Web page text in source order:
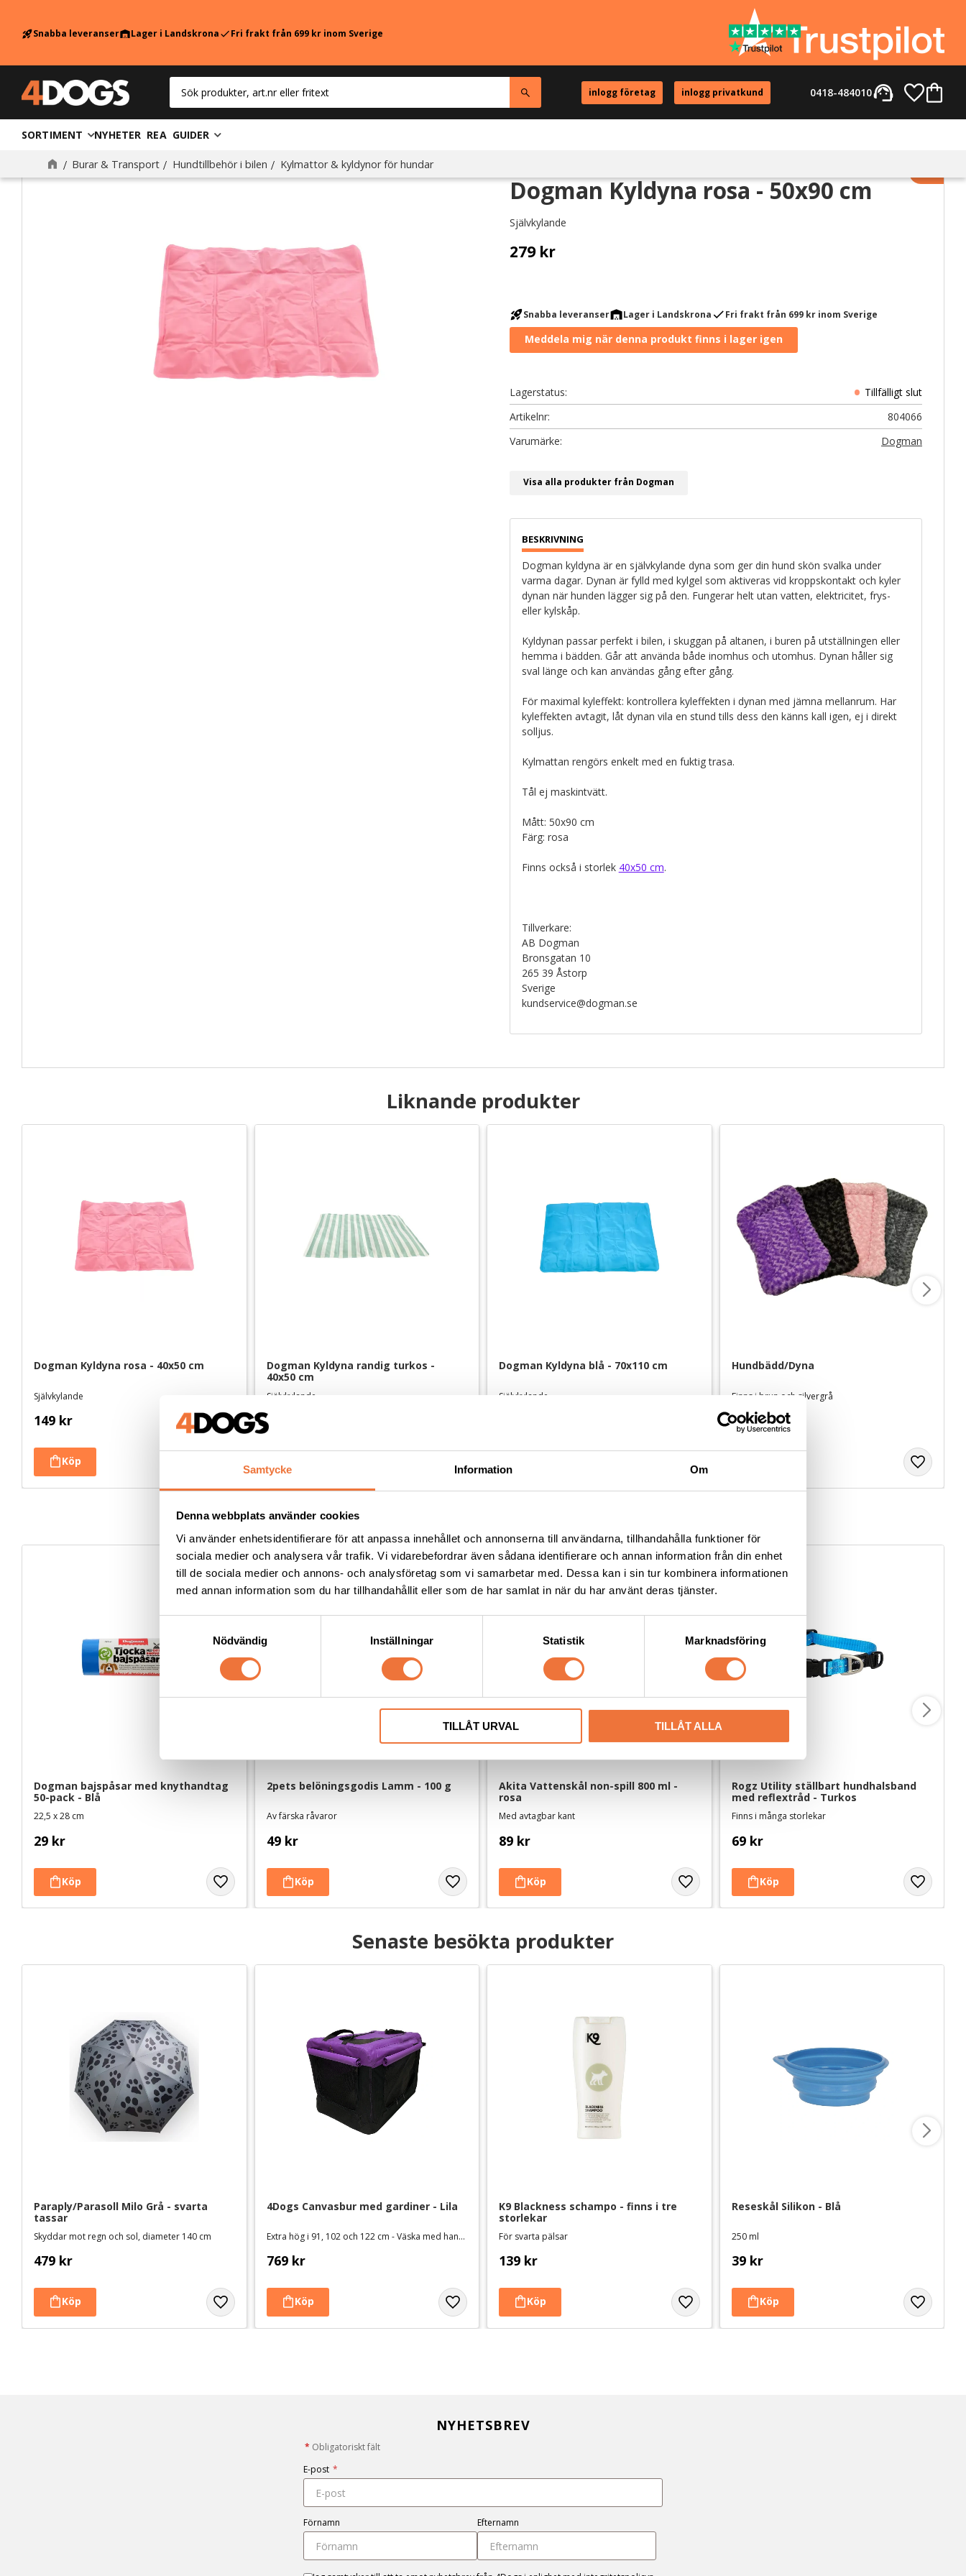
Samtycke Information Om
Denna webbplats använder cookies
Vi använder enhetsidentifierare för att anpassa innehållet och annonserna till användarna, tillhandahålla funktioner för
sociala medier och analysera vår trafik. Vi vidarebefordrar även sådana identifierare och annan information från din enhet
till de sociala medier och annons- och analysföretag som vi samarbetar med. Dessa kan i sin tur kombinera informationen
med annan information som du har tillhandahållit eller som de har samlat in när du har använt deras tjänster.
a
m
t
s
Nödvändig Inställningar Statistik Marknadsföring
TILLÅT URVAL TILLÅT ALLA
rocket_launchSnabba leveranserwarehouseLager i LandskronacheckFri frakt från 699 kr inom Sverige
inlogg företag inlogg privatkund support_agent
0418-484010
SORTIMENT NYHETER REA GUIDER
Burar & Transport Hundtillbehör i bilen Kylmattor & kyldynor för hundar
Dogman Kyldyna rosa - 50x90 cm
Självkylande
279kr
Lägg
rocket_launchSnabba leveranserwarehouseLager i Landskrona checkFri frakt från 699 kr inom Sverige
Lagerstatus
Artikelnr
804066
Dogman
Visa alla produkter från Dogman
Dogman kyldyna är en självkylande dyna som ger din hund skön svalka under
varma dagar. Dynan är fylld med kylgel som aktiveras vid kroppskontakt och kyler
dynan när hunden lägger sig på den. Fungerar helt utan vatten, elektricitet, frys-
eller kylskåp.
Kyldynan passar perfekt i bilen, i skuggan på altanen, i buren på utställningen eller
hemma i bädden. Går att använda både inomhus och utomhus. Dynan håller sig
sval länge och kan användas gång efter gång.
För maximal kyleffekt: kontrollera kyleffekten i dynan med jämna mellanrum. Har
kyleffekten avtagit, låt dynan vila en stund tills dess den känns kall igen, ej i direkt
solljus.
Kylmattan rengörs enkelt med en fuktig trasa.
Tål ej maskintvätt.
Mått: 50x90 cm
Färg: rosa
Finns också i storlek 40x50 cm.
Tillverkare:
AB Dogman
Bronsgatan 10
265 39 Åstorp
Sverige
kundservice@dogman.se
Liknande produkter
Dogman Kyldyna rosa - 40x50 cm
Självkylande
149 kr
Dogman Kyldyna randig turkos -
40x50 cm
Självkylande
149
Dogman Kyldyna blå - 70x110 cm
Självkylande
Hundbädd/Dyna
Finns i brun och silvergrå
129kr
Dogman bajspåsar med knythandtag
50-pack - Blå
22,5 x 28 cm
29 kr
2pets belöningsgodis Lamm - 100 g
Av färska råvaror
49 kr
Akita Vattenskål non-spill 800 ml -
rosa
Med avtagbar kant
89 kr
Rogz Utility ställbart hundhalsband
med reflextråd - Turkos
Finns i många storlekar
69 kr
Senaste besökta produkter
Paraply/Parasoll Milo Grå - svarta
tassar
Skyddar mot regn och sol, diameter 140 cm
479 kr
4Dogs Canvasbur med gardiner - Lila
Extra hög i 91, 102 och 122 cm - Väska med handtag medföljer
769 kr
K9 Blackness schampo - finns i tre
storlekar
För svarta pälsar
139 kr
Reseskål Silikon - Blå
250 ml
39 kr
NYHETSBREV
* Obligatoriskt fält
E-post *
Förnamn Efternamn